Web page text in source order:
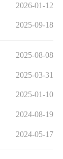
2026-01-12
2025-09-18
2025-08-08
2025-03-31
2025-01-10
2024-08-19
2024-05-17